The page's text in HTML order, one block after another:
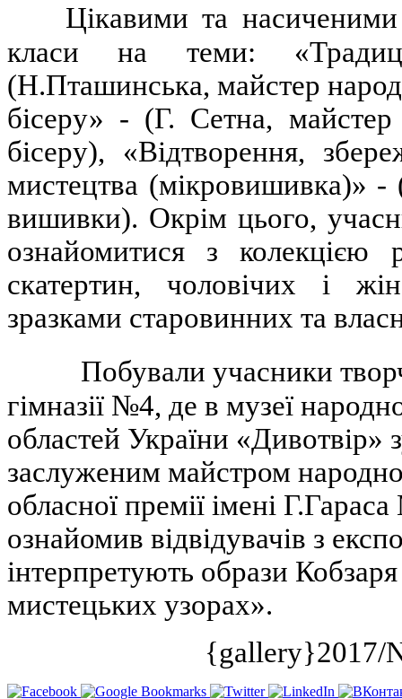
Цікавими та
класи на теми:
(Н.Пташинська, майстер
бісеру» - (Г. Сетна,
бісеру), «Відтворення,
мистецтва (мікровишивка)»
вишивки). Окрім цього,
ознайомитися з колекцією
скатертин, чоловічих і
зразками старовинних та
Побували учасники
гімназії №4, де в музеї
областей України «Дивотвір»
заслуженим майстром
обласної премії імені
ознайомив відвідувачів з
інтерпретують образи
мистецьких узорах».
{gallery}2017/